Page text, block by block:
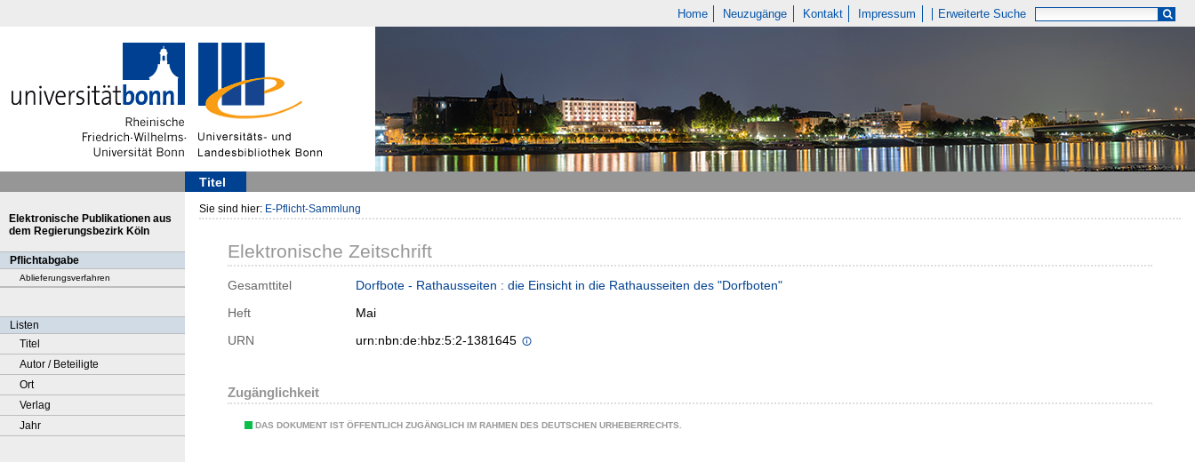
Home Neuzugänge Kontakt Impressum Erweiterte Suche
Titel
Elektronische Publikationen aus
dem Regierungsbezirk Köln
Pflichtabgabe
Ablieferungsverfahren
Listen
Titel
Autor / Beteiligte
Ort
Verlag
Jahr
Sie sind hier: E-Pflicht-Sammlung
Elektronische Zeitschrift
Gesamttitel
Dorfbote - Rathausseiten : die Einsicht in die Rathausseiten des "Dorfboten"
Heft
Mai
URN
urn:nbn:de:hbz:5:2-1381645
Zugänglichkeit
DAS DOKUMENT IST ÖFFENTLICH ZUGÄNGLICH IM RAHMEN DES DEUTSCHEN URHEBERRECHTS.